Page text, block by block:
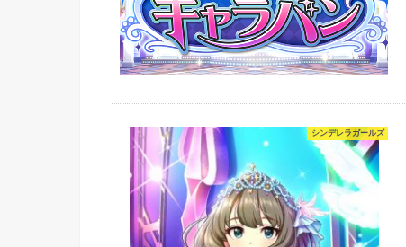
シンデレラガールズ